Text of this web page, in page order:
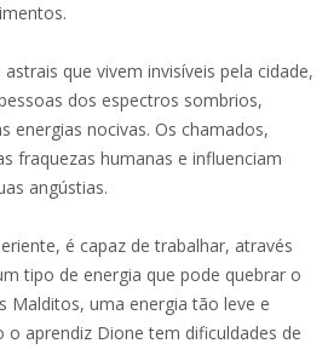
que vivem invisíveis pela cidade,
dos espectros sombrios,
energias nocivas. Os chamados,
fraquezas humanas e influenciam
angústias.
é capaz de trabalhar, através
tipo de energia que pode quebrar o
Malditos, uma energia tão leve e
aprendiz Dione tem dificuldades de